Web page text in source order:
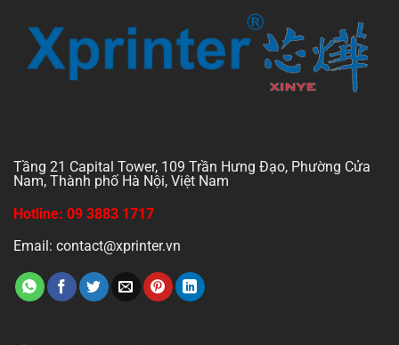
Tầng 21 Capital Tower, 109 Trần Hưng Đạo, Phường Cửa
Nam, Thành phố Hà Nội, Việt Nam
Hotline: 09 3883 1717
Email: contact@xprinter.vn